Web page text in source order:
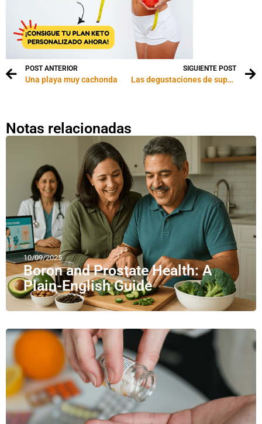
POST ANTERIOR
Una playa muy cachonda
SIGUIENTE POST
Las degustaciones de supermercado ya no son lo que eran
Notas relacionadas
10/09/2025
Boron and Prostate Health: A
Plain-English Guide